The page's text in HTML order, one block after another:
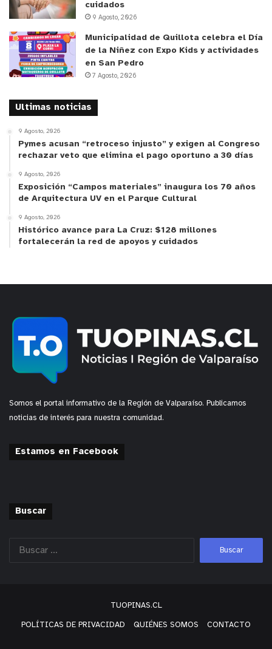
cuidados
9 Agosto, 2026
Municipalidad de Quillota celebra el Día
de la Niñez con Expo Kids y actividades
en San Pedro
7 Agosto, 2026
Ultimas noticias
9 Agosto, 2026
Pymes acusan “retroceso injusto” y exigen al Congreso
rechazar veto que elimina el pago oportuno a 30 días
9 Agosto, 2026
Exposición “Campos materiales” inaugura los 70 años
de Arquitectura UV en el Parque Cultural
9 Agosto, 2026
Histórico avance para La Cruz: $128 millones
fortalecerán la red de apoyos y cuidados
Somos el portal informativo de la Región de Valparaíso. Publicamos
noticias de interés para nuestra comunidad.
Estamos en Facebook
Buscar
TUOPINAS.CL
POLÍTICAS DE PRIVACIDAD QUIÉNES SOMOS CONTACTO